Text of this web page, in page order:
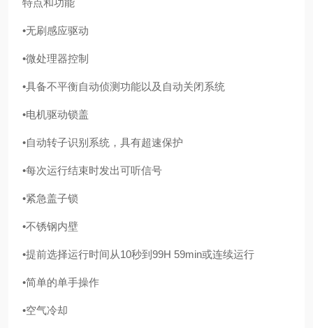
特点和功能
•无刷感应驱动
•微处理器控制
•具备不平衡自动侦测功能以及自动关闭系统
•电机驱动锁盖
•自动转子识别系统，具有超速保护
•每次运行结束时发出可听信号
•紧急盖子锁
•不锈钢内壁
•提前选择运行时间从10秒到99H 59min或连续运行
•简单的单手操作
•空气冷却